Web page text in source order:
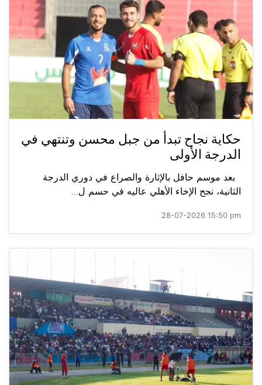
حكاية نجاح تبدأ من جبل محسن وتنتهي في
الدرجة الأولى
بعد موسم حافل بالإثارة والصراع في دوري الدرجة
الثانية، نجح الإخاء الأهلي عاليه في حسم ل...
28-07-2026 15:50 pm